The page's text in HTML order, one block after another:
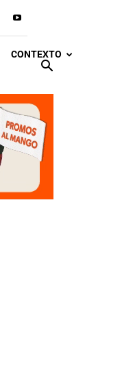
CONTEXTO